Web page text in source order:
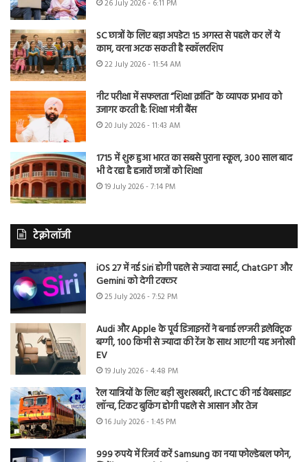
26 July 2026 - 6:11 PM
SC छात्रों के लिए बड़ा अपडेट! 15 अगस्त से पहले कर लें ये
काम, वरना अटक सकती है स्कॉलरशिप
22 July 2026 - 11:54 AM
नीट परीक्षा में सफलता “शिक्षा क्रांति” के व्यापक प्रभाव को
उजागर करती है: शिक्षा मंत्री बैंस
20 July 2026 - 11:43 AM
1715 में शुरू हुआ भारत का सबसे पुराना स्कूल, 300 साल बाद
भी दे रहा है हजारों छात्रों को शिक्षा
19 July 2026 - 7:14 PM
टेक्नोलॉजी
iOS 27 में नई Siri होगी पहले से ज्यादा स्मार्ट, ChatGPT और
Gemini को देगी टक्कर
25 July 2026 - 7:52 PM
Audi और Apple के पूर्व डिजाइनरों ने बनाई लग्जरी इलेक्ट्रिक
बग्गी, 100 किमी से ज्यादा की रेंज के साथ आएगी यह अनोखी
EV
19 July 2026 - 4:48 PM
रेल यात्रियों के लिए बड़ी खुशखबरी, IRCTC की नई वेबसाइट
लॉन्च, टिकट बुकिंग होगी पहले से आसान और तेज
16 July 2026 - 1:45 PM
999 रुपये में रिजर्व करें Samsung का नया फोल्डेबल फोन,